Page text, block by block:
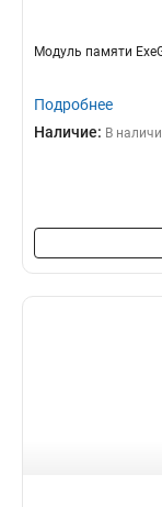
Модуль памяти
Подробнее
Наличие: В